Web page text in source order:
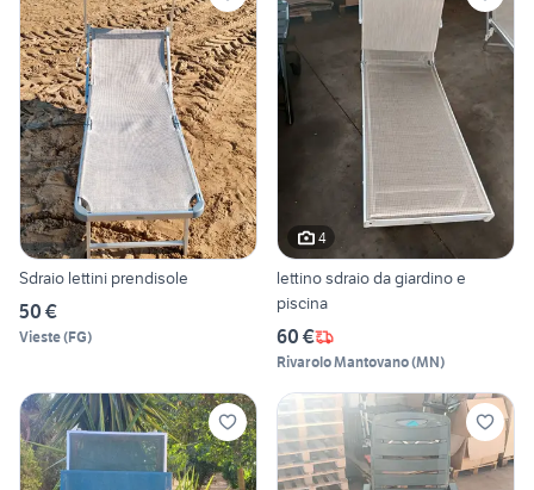
Sdraio lettini prendisole
50 €
Vieste(FG)
4
lettino sdraio da giardino e
piscina
60 €
Rivarolo Mantovano(MN)